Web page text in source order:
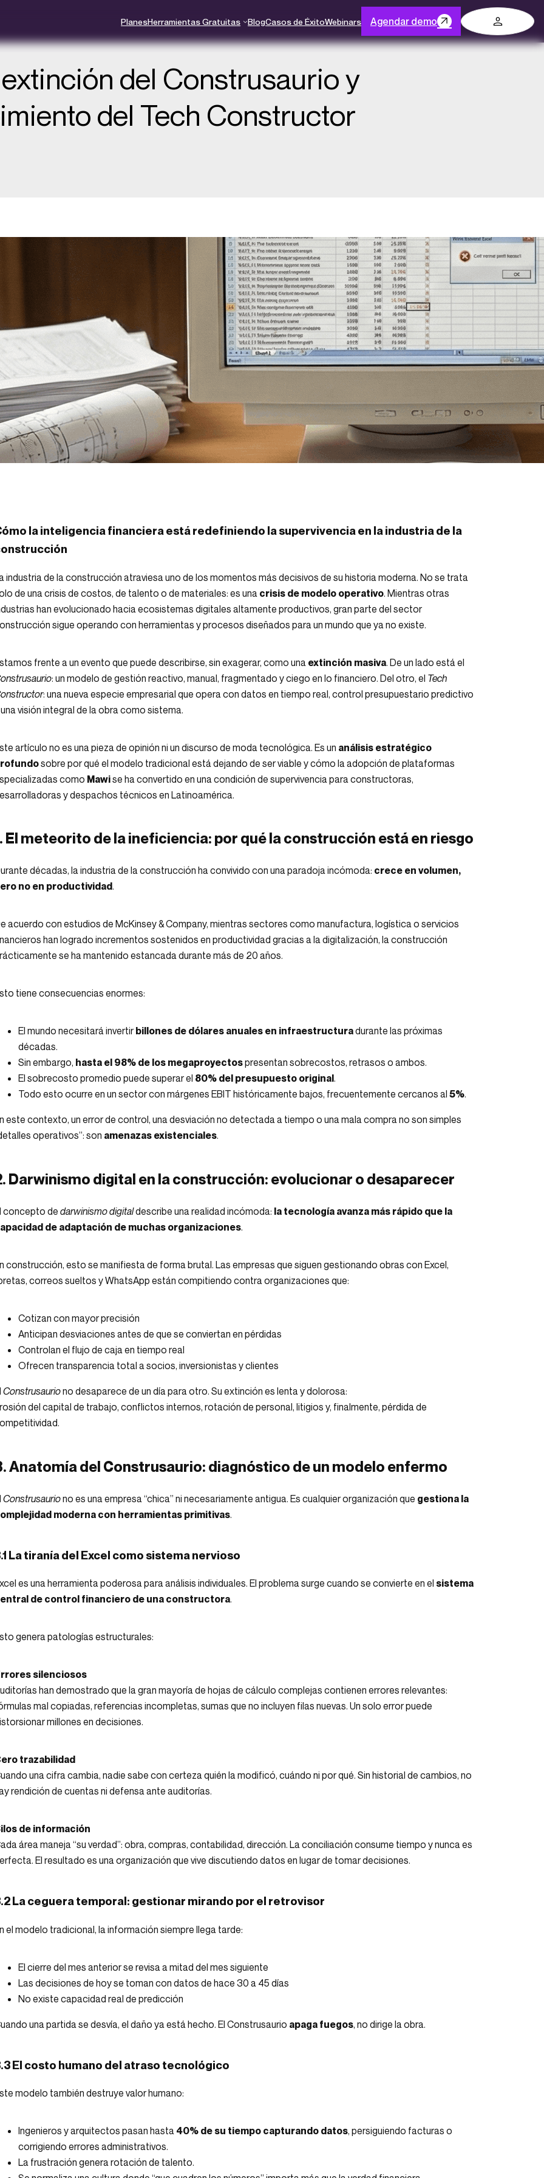
PlanesHerramientas Gratuitas BlogCasos de ÉxitoWebinars Agendar demo Log in
del Construsaurio y
del Tech Constructor
la inteligencia financiera está redefiniendo la supervivencia en la industria de la
industria de la construcción atraviesa uno de los momentos más decisivos de su historia moderna. No se trata
de una crisis de costos, de talento o de materiales: es una crisis de modelo operativo. Mientras otras
han evolucionado hacia ecosistemas digitales altamente productivos, gran parte del sector
sigue operando con herramientas y procesos diseñados para un mundo que ya no existe.
frente a un evento que puede describirse, sin exagerar, como una extinción masiva. De un lado está el
: un modelo de gestión reactivo, manual, fragmentado y ciego en lo financiero. Del otro, el Tech
: una nueva especie empresarial que opera con datos en tiempo real, control presupuestario predictivo
visión integral de la obra como sistema.
artículo no es una pieza de opinión ni un discurso de moda tecnológica. Es un análisis estratégico
sobre por qué el modelo tradicional está dejando de ser viable y cómo la adopción de plataformas
como Mawise ha convertido en una condición de supervivencia para constructoras,
y despachos técnicos en Latinoamérica.
El meteorito de la ineficiencia: por qué la construcción está en riesgo
décadas, la industria de la construcción ha convivido con una paradoja incómoda: crece en volumen,
no en productividad.
acuerdo con estudios de McKinsey & Company, mientras sectores como manufactura, logística o servicios
han logrado incrementos sostenidos en productividad gracias a la digitalización, la construcción
se ha mantenido estancada durante más de 20 años.
tiene consecuencias enormes:
El mundo necesitará invertir billones de dólares anuales en infraestructuradurante las próximas
décadas.
Sin embargo, hasta el 98% de los megaproyectospresentan sobrecostos, retrasos o ambos.
El sobrecosto promedio puede superar el 80% del presupuesto original.
Todo esto ocurre en un sector con márgenes EBIT históricamente bajos, frecuentemente cercanos al 5%.
este contexto, un error de control, una desviación no detectada a tiempo o una mala compra no son simples
operativos”: son amenazas existenciales.
Darwinismo digital en la construcción: evolucionar o desaparecer
concepto de darwinismo digitaldescribe una realidad incómoda: la tecnología avanza más rápido que la
de adaptación de muchas organizaciones.
construcción, esto se manifiesta de forma brutal. Las empresas que siguen gestionando obras con Excel,
correos sueltos y WhatsApp están compitiendo contra organizaciones que:
Cotizan con mayor precisión
Anticipan desviaciones antes de que se conviertan en pérdidas
Controlan el flujo de caja en tiempo real
Ofrecen transparencia total a socios, inversionistas y clientes
Construsauriono desaparece de un día para otro. Su extinción es lenta y dolorosa:
del capital de trabajo, conflictos internos, rotación de personal, litigios y, finalmente, pérdida de
Anatomía del Construsaurio: diagnóstico de un modelo enfermo
Construsauriono es una empresa “chica” ni necesariamente antigua. Es cualquier organización que gestiona la
moderna con herramientas primitivas.
La tiranía del Excel como sistema nervioso
es una herramienta poderosa para análisis individuales. El problema surge cuando se convierte en el sistema
de control financiero de una constructora.
genera patologías estructurales:
silenciosos
han demostrado que la gran mayoría de hojas de cálculo complejas contienen errores relevantes:
mal copiadas, referencias incompletas, sumas que no incluyen filas nuevas. Un solo error puede
millones en decisiones.
trazabilidad
una cifra cambia, nadie sabe con certeza quién la modificó, cuándo ni por qué. Sin historial de cambios, no
rendición de cuentas ni defensa ante auditorías.
de información
área maneja “su verdad”: obra, compras, contabilidad, dirección. La conciliación consume tiempo y nunca es
El resultado es una organización que vive discutiendo datos en lugar de tomar decisiones.
La ceguera temporal: gestionar mirando por el retrovisor
el modelo tradicional, la información siempre llega tarde:
El cierre del mes anterior se revisa a mitad del mes siguiente
Las decisiones de hoy se toman con datos de hace 30 a 45 días
No existe capacidad real de predicción
una partida se desvía, el daño ya está hecho. El Construsaurio apaga fuegos, no dirige la obra.
El costo humano del atraso tecnológico
modelo también destruye valor humano:
Ingenieros y arquitectos pasan hasta 40% de su tiempo capturando datos, persiguiendo facturas o
corrigiendo errores administrativos.
La frustración genera rotación de talento.